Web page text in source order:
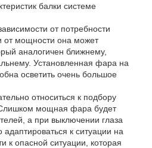
балки системе
от потребности
от мощности она может
аналогичен ближнему,
Установленная фара на
осветить очень большое
относиться к подбору
мощная фара будет
а при выключении глаза
к ситуации на
к опасной ситуации, которая